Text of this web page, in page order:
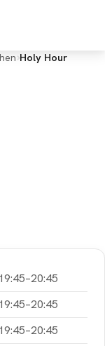
Holy Hour
kann
angezeigt